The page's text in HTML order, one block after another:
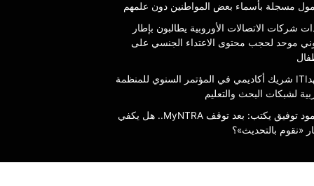
شركات الاتصالات الأوروبية
بإطار قانوني موحد لحجب محتوى
الجنسي على الأطفال
للمنظمةمسجلة بأسماء بعض المواطنين دون علمهم
شركات الاتصالات الأوروبية يطالبون بإطار
موحد لحجب محتوى الاعتداء الجنسي على
معهدITI شريك أكاديمي في المؤتمر السنوي للمنظمة
لشبكات البحث والتعليم
محمود توفيق يكتب: بعد توقف MyNTRA.. هل يكفي
«نقوم بالتحديث»؟